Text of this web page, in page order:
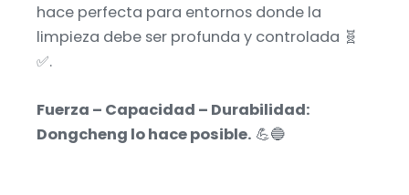
hace perfecta para entornos donde la
limpieza debe ser profunda y controlada 🧬
✅.
Fuerza – Capacidad – Durabilidad:
Dongcheng lo hace posible. 💪🔵